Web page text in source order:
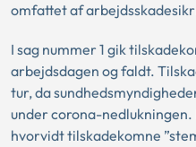
omfattet af
I sag nummer 1 gik
arbejdsdagen og faldt.
tur, da
under corona-
hvorvidt tilskadekomne